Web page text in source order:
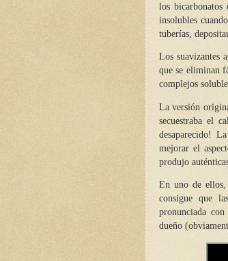
los bicarbonatos
insolubles
tuberías,
Los suavizantes
que se eliminan
complejos
La versión
secuestraba el
desaparecido!
mejorar el
produjo
En uno de ellos,
consigue que
pronunciada
dueño